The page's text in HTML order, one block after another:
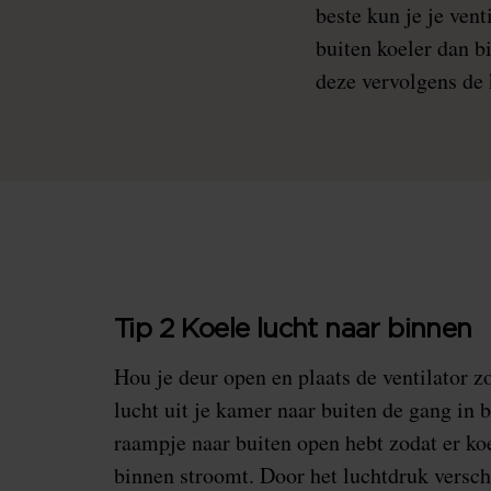
beste kun je je
buiten koeler dan
deze vervolgens
Tip 2 Koele lucht naar binnen
Hou je deur open en plaats de ventilator
lucht uit je kamer naar buiten de gang in
raampje naar buiten open hebt zodat er
binnen stroomt. Door het luchtdruk